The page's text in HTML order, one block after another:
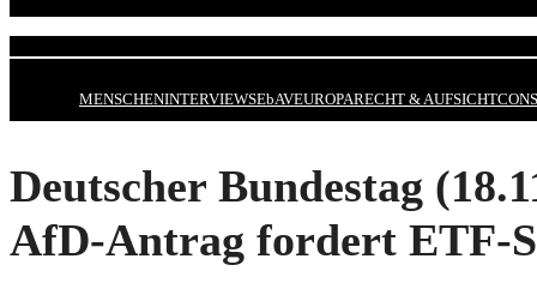
MENSCHENINTERVIEWSEbAVEUROPARECHT & AUFSICHT
Deutscher Bundestag
AfD-Antrag fordert ETF-